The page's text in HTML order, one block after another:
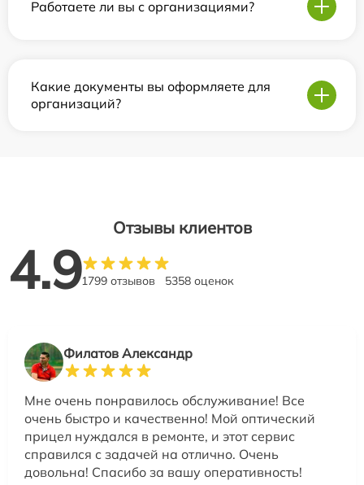
Работаете ли вы с организациями?
Какие документы вы оформляете для
организаций?
Отзывы клиентов
4.91799 отзывов 5358 оценок
Филатов Александр
Мне очень понравилось обслуживание! Все
очень быстро и качественно! Мой оптический
прицел нуждался в ремонте, и этот сервис
справился с задачей на отлично. Очень
довольна! Спасибо за вашу оперативность!